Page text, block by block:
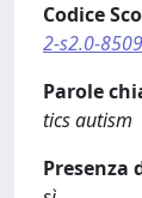
Codice
2-s2.0-
Parole
tics autism